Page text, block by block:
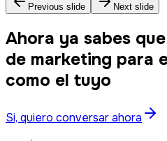
Previous slide Next slide
Ahora ya sabes
de marketing para
como el tuyo
Si, quiero conversar ahora